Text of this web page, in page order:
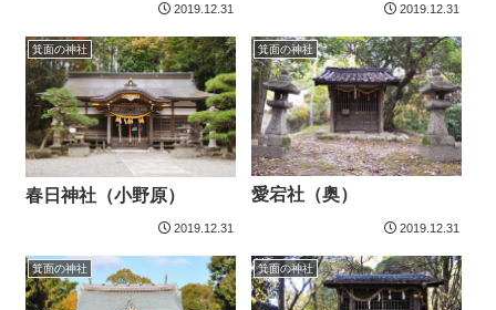
2019.12.31 2019.12.31
箕面の神社
春日神社（小野原）
2019.12.31
箕面の神社
愛宕社（奥）
2019.12.31
箕面の神社 箕面の神社